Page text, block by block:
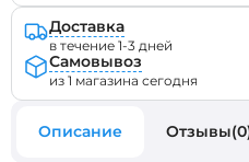
Описание
Доставка
в течение 1-3 дней
Самовывоз
из 1 магазина сегодня